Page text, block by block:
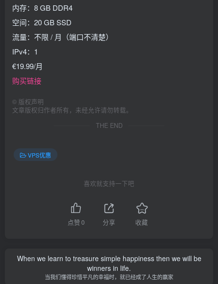
内存：8 GB DDR4
空间：20 GB SSD
流量：不限 / 月（端口不清楚）
IPv4：1
€19.99/月
购买链接
© 版权声明
文章版权归作者所有，未经允许请勿转载。
THE END
VPS优惠
喜欢就支持一下吧
点赞0 分享 收藏
When we learn to treasure simple happiness then we will be
winners in life.
当我们懂得珍惜平凡的幸福时，就已经成了人生的赢家